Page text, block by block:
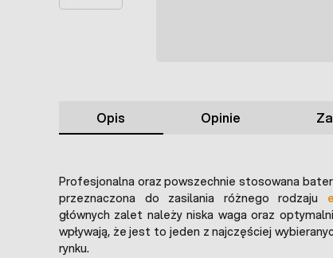
Opis Opinie
Profesjonalna oraz powszechnie stosowana
przeznaczona do zasilania różnego rodzaju
głównych zalet należy niska waga oraz
wpływają, że jest to jeden z najczęściej
rynku.